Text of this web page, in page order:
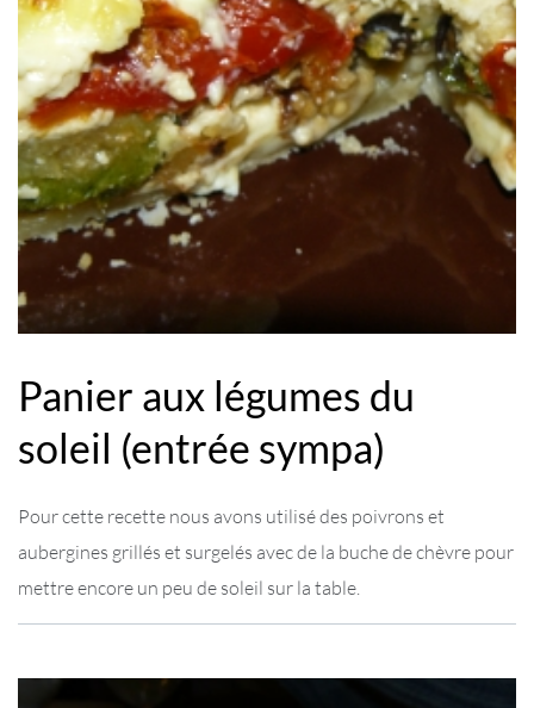
Panier aux légumes du
soleil (entrée sympa)
Pour cette recette nous avons utilisé des poivrons et
aubergines grillés et surgelés avec de la buche de chèvre pour
mettre encore un peu de soleil sur la table.